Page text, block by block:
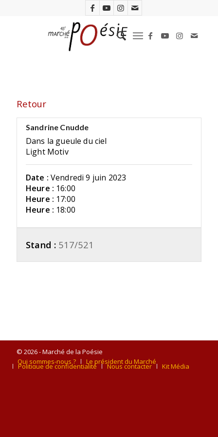
Retour
Sandrine Cnudde
Dans la gueule du ciel
Light Motiv
Date : Vendredi 9 juin 2023
Heure : 16:00
Heure : 17:00
Heure : 18:00
Stand : 517/521
© 2026 - Marché de la Poésie
Qui sommes-nous ?
Le président du Marché
Politique de confidentialité Nous contacter Kit Média